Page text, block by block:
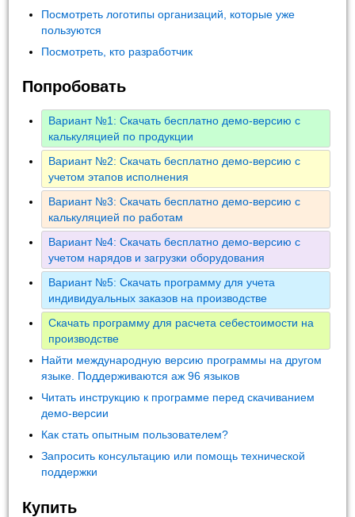
Посмотреть логотипы организаций, которые уже
пользуются
Посмотреть, кто разработчик
Попробовать
Вариант №1: Скачать бесплатно демо-версию с
калькуляцией по продукции
Вариант №2: Скачать бесплатно демо-версию с
учетом этапов исполнения
Вариант №3: Скачать бесплатно демо-версию с
калькуляцией по работам
Вариант №4: Скачать бесплатно демо-версию с
учетом нарядов и загрузки оборудования
Вариант №5: Скачать программу для учета
индивидуальных заказов на производстве
Скачать программу для расчета себестоимости на
производстве
Найти международную версию программы на другом
языке. Поддерживаются аж 96 языков
Читать инструкцию к программе перед скачиванием
демо-версии
Как стать опытным пользователем?
Запросить консультацию или помощь технической
поддержки
Купить